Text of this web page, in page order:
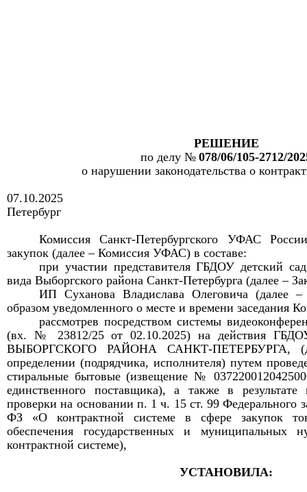
РЕШЕНИЕ
по делу № 078/06/105-2712/
о нарушении законодательства о
07.10.2025
Петербург
Комиссия Санкт-Петербургского УФАС
закупок (далее – Комиссия УФАС) в составе:
при участии представителяГБДОУ детский
вида Выборгского района Санкт-Петербурга (далее –
ИП Суханова Владислава Олеговича (далее –
образом уведомленного о месте и времени заседания
рассмотрев посредством системы
(вх. №
23812/25 от 02.10.2025) на действия
ВЫБОРГСКОГО РАЙОНА САНКТ-ПЕТЕРБУРГА,
определении (подрядчика, исполнителя) путем
стиральные бытовые (извещение №
единственного поставщика), а также в результате
проверки на основании п. 1 ч. 15 ст. 99 Федерального
ФЗ «О контрактной системе в сфере закупок
обеспечения государственных и муниципальных
контрактной системе),
УСТАНОВИЛА: